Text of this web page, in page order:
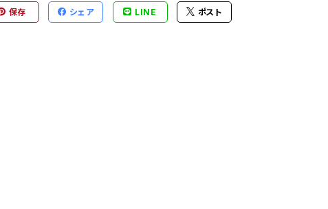
保存 シェア LINE ポスト